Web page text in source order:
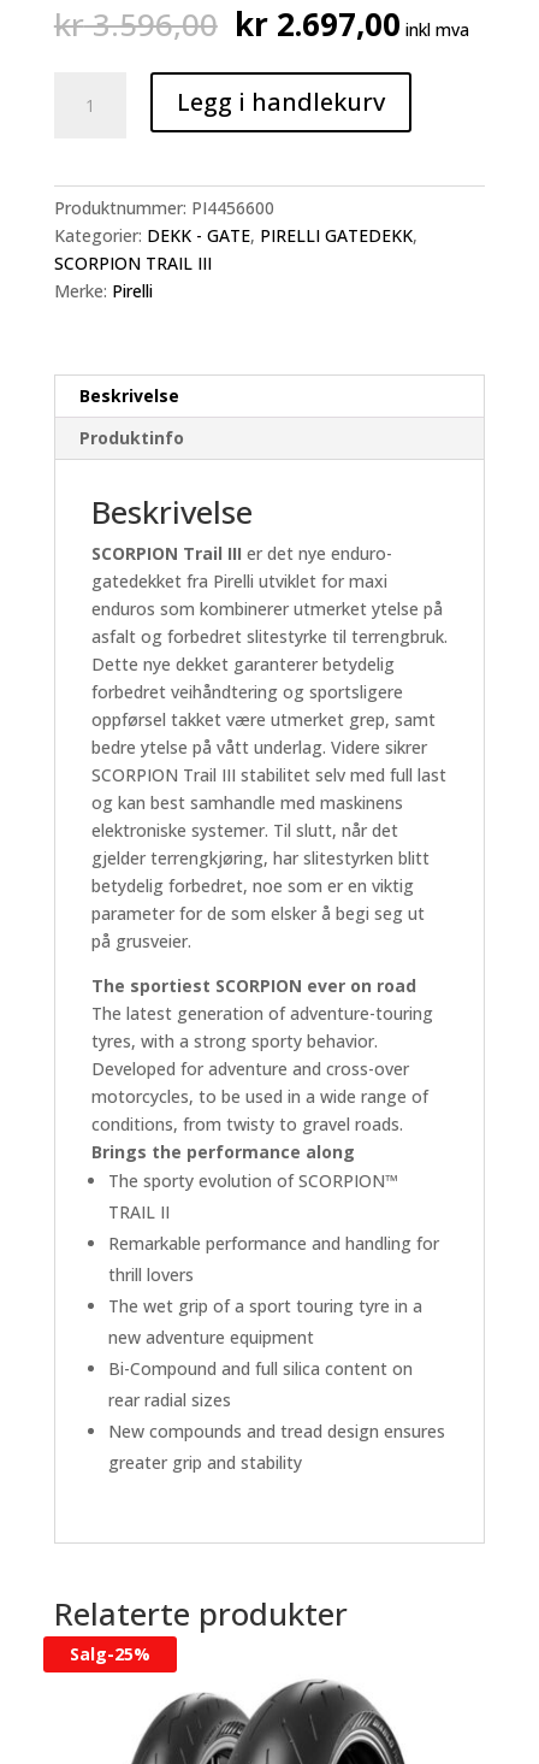
kr3.596,00 Opprinnelig
pris
var:
kr 3.596,00.
kr2.697,00
pris
er:
inkl mva
Scorpion
120/90
Legg i handlekurv
Produktnummer: PI4456600
Kategorier: DEKK - GATE, PIRELLI GATEDEKK,
SCORPION TRAIL III
Merke: Pirelli
Beskrivelse
Produktinfo
Beskrivelse
SCORPION Trail III er det nye enduro-
gatedekket fra Pirelli utviklet for maxi
enduros som kombinerer utmerket ytelse på
asfalt og forbedret slitestyrke til terrengbruk.
Dette nye dekket garanterer betydelig
forbedret veihåndtering og sportsligere
oppførsel takket være utmerket grep, samt
bedre ytelse på vått underlag. Videre sikrer
SCORPION Trail III stabilitet selv med full last
og kan best samhandle med maskinens
elektroniske systemer. Til slutt, når det
gjelder terrengkjøring, har slitestyrken blitt
betydelig forbedret, noe som er en viktig
parameter for de som elsker å begi seg ut
på grusveier.
The sportiest SCORPION ever on road
The latest generation of adventure-touring
tyres, with a strong sporty behavior.
Developed for adventure and cross-over
motorcycles, to be used in a wide range of
conditions, from twisty to gravel roads.
Brings the performance along
The sporty evolution of SCORPION™
TRAIL II
Remarkable performance and handling for
thrill lovers
The wet grip of a sport touring tyre in a
new adventure equipment
Bi-Compound and full silica content on
rear radial sizes
New compounds and tread design ensures
greater grip and stability
Relaterte produkter
Salg-25%